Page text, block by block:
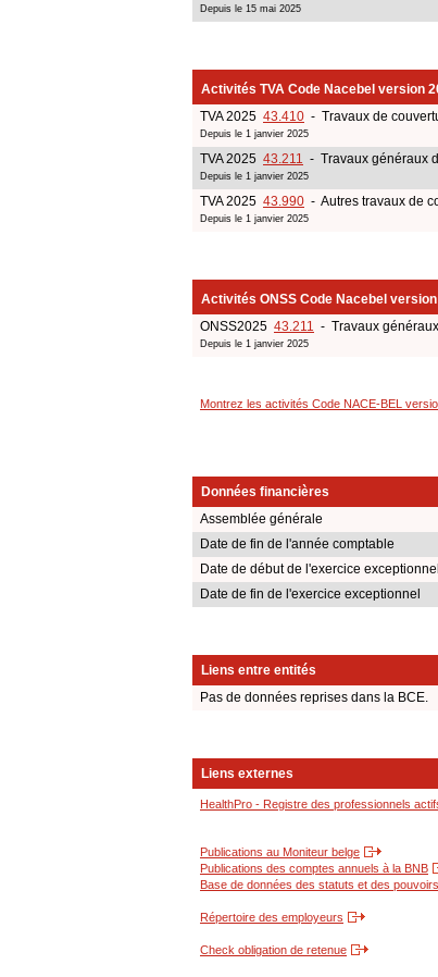
Depuis le 15 mai 2025
Activités TVA Code Nacebel version
TVA 2025 43.410 - Travaux de
Depuis le 1 janvier 2025
TVA 2025 43.211 - Travaux généraux
Depuis le 1 janvier 2025
TVA 2025 43.990 - Autres travaux de
Depuis le 1 janvier 2025
Activités ONSS Code Nacebel
ONSS2025 43.211 - Travaux
Depuis le 1 janvier 2025
Montrez les activités Code NACE-BEL
Données financières
Assemblée générale
Date de fin de l'année comptable
Date de début de l'exercice exceptionnel
Date de fin de l'exercice exceptionnel
Liens entre entités
Pas de données reprises dans la BCE.
Liens externes
HealthPro - Registre des professionnels
Publications au Moniteur belge
Publications des comptes annuels à la BNB
Base de données des statuts et des
Répertoire des employeurs
Check obligation de retenue